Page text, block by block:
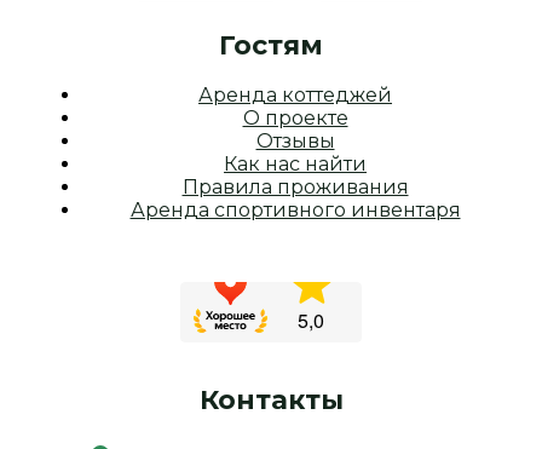
Гостям
Аренда коттеджей
О проекте
Отзывы
Как нас найти
Правила проживания
Аренда спортивного инвентаря
Контакты